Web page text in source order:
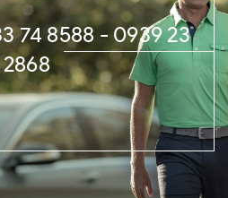
74 8588 - 0939 23
2868